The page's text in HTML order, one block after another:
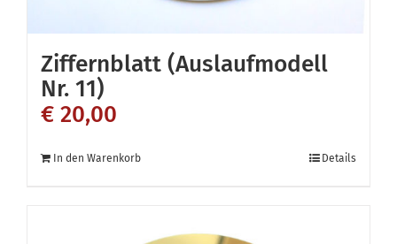
werden
Ziffernblatt (Auslaufmodell
Nr. 11)
€ 20,00
In den Warenkorb Details